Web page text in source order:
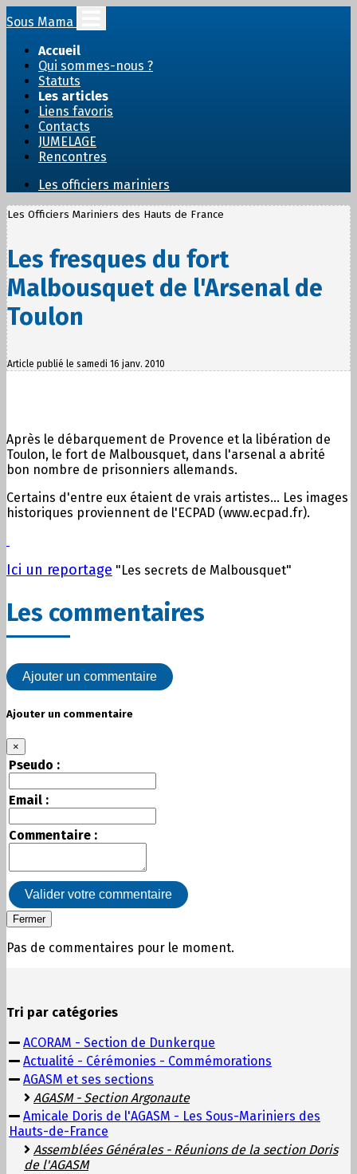
Sous Mama
Accueil
Qui sommes-nous ?
Statuts
Les articles
Liens favoris
Contacts
JUMELAGE
Rencontres
Les officiers mariniers
Les Officiers Mariniers des Hauts de France
Les fresques du fort
Malbousquet de l'Arsenal de
Toulon
Article publié le samedi 16 janv. 2010
Après le débarquement de Provence et la libération de
Toulon, le fort de Malbousquet, dans l'arsenal a abrité
bon nombre de prisonniers allemands.
Certains d'entre eux étaient de vrais artistes... Les images
historiques proviennent de l'ECPAD (www.ecpad.fr).
Ici un reportage " Les secrets de Malbousquet"
Les commentaires
Ajouter un commentaire
Ajouter un commentaire
×
Pseudo :
Email :
Commentaire :
Valider votre commentaire
Fermer
Pas de commentaires pour le moment.
Tri par catégories
ACORAM - Section de Dunkerque
Actualité - Cérémonies - Commémorations
AGASM et ses sections
AGASM - Section Argonaute
Amicale Doris de l'AGASM - Les Sous-Mariniers des
Hauts-de-France
Assemblées Générales - Réunions de la section Doris
de l'AGASM